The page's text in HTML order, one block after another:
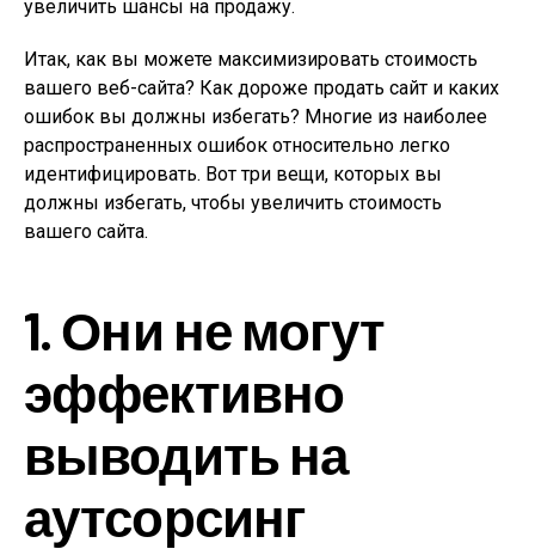
увеличить шансы на продажу.
Итак, как вы можете максимизировать стоимость
вашего веб-сайта? Как дороже продать сайт и каких
ошибок вы должны избегать? Многие из наиболее
распространенных ошибок относительно легко
идентифицировать. Вот три вещи, которых вы
должны избегать, чтобы увеличить стоимость
вашего сайта.
1. Они не могут
эффективно
выводить на
аутсорсинг